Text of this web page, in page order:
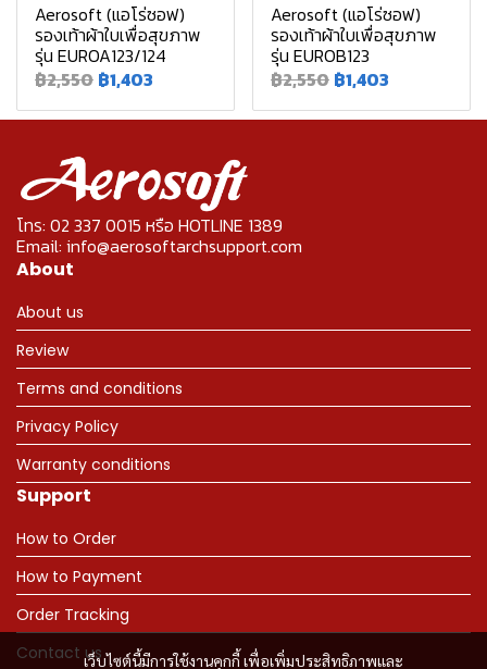
Aerosoft (แอโร่ซอฟ)
รองเท้าผ้าใบเพื่อสุขภาพ
รุ่น EUROA123/124
฿2,550 ฿1,403
Aerosoft (แอโร่ซอฟ)
รองเท้าผ้าใบเพื่อสุขภาพ
รุ่น EUROB123
฿2,550 ฿1,403
เว็บไซต์นี้มีการใช้งานคุกกี้ เพื่อเพิ่มประสิทธิภาพและ
โทร: 02 337 0015 หรือ HOTLINE 1389
Email: info@aerosoftarchsupport.com
About
About us
Review
Terms and conditions
Privacy Policy
Warranty conditions
Support
How to Order
How to Payment
Order Tracking
Contact us